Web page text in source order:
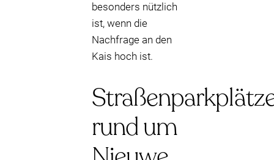
besonders nützlich
ist, wenn die
Nachfrage an den
Kais hoch ist.
rund um